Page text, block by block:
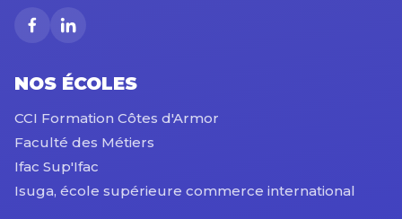
NOS ÉCOLES
CCI Formation Côtes d'Armor
Faculté des Métiers
Ifac Sup'Ifac
Isuga, école supérieure commerce international